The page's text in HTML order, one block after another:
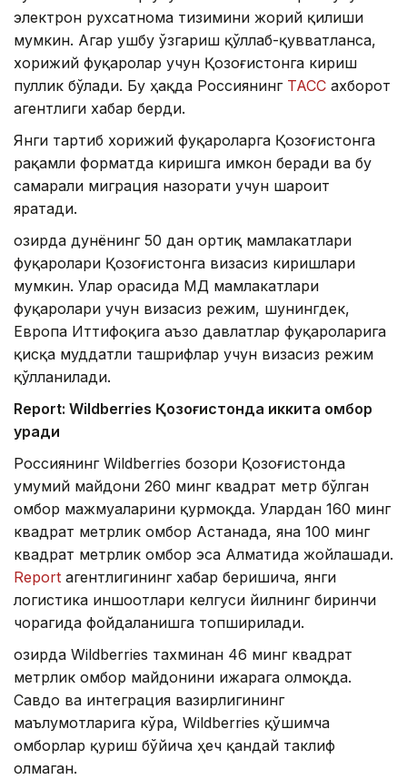
электрон рухсатнома тизимини жорий қилиши
мумкин. Агар ушбу ўзгариш қўллаб-қувватланса,
хорижий фуқаролар учун Қозоғистонга кириш
пуллик бўлади. Бу ҳақда Россиянинг ТАСС ахборот
агентлиги хабар берди.
Янги тартиб хорижий фуқароларга Қозоғистонга
рақамли форматда киришга имкон беради ва бу
самарали миграция назорати учун шароит
яратади.
Ҳозирда дунёнинг 50 дан ортиқ мамлакатлари
фуқаролари Қозоғистонга визасиз киришлари
мумкин. Улар орасида МДҲ мамлакатлари
фуқаролари учун визасиз режим, шунингдек,
Европа Иттифоқига аъзо давлатлар фуқароларига
қисқа муддатли ташрифлар учун визасиз режим
қўлланилади.
Report: Wildberries Қозоғистонда иккита омбор
қуради
Россиянинг Wildberries бозори Қозоғистонда
умумий майдони 260 минг квадрат метр бўлган
омбор мажмуаларини қурмоқда. Улардан 160 минг
квадрат метрлик омбор Астанада, яна 100 минг
квадрат метрлик омбор эса Алматида жойлашади.
Report агентлигининг хабар беришича, янги
логистика иншоотлари келгуси йилнинг биринчи
чорагида фойдаланишга топширилади.
Ҳозирда Wildberries тахминан 46 минг квадрат
метрлик омбор майдонини ижарага олмоқда.
Савдо ва интеграция вазирлигининг
маълумотларига кўра, Wildberries қўшимча
омборлар қуриш бўйича ҳеч қандай таклиф
олмаган.